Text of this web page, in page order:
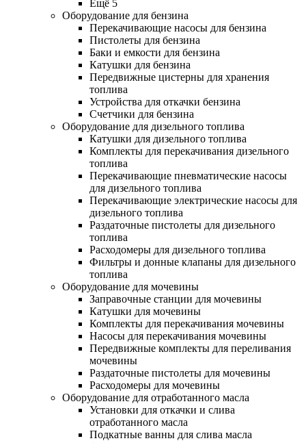
Ещё 5
Оборудование для бензина
Перекачивающие насосы для бензина
Пистолеты для бензина
Баки и емкости для бензина
Катушки для бензина
Передвижные цистерны для хранения
топлива
Устройства для откачки бензина
Счетчики для бензина
Оборудование для дизельного топлива
Катушки для дизельного топлива
Комплекты для перекачивания дизельного
топлива
Перекачивающие пневматические насосы
для дизельного топлива
Перекачивающие электрические насосы для
дизельного топлива
Раздаточные пистолеты для дизельного
топлива
Расходомеры для дизельного топлива
Фильтры и донные клапаны для дизельного
топлива
Оборудование для мочевины
Заправочные станции для мочевины
Катушки для мочевины
Комплекты для перекачивания мочевины
Насосы для перекачивания мочевины
Передвижные комплекты для переливания
мочевины
Раздаточные пистолеты для мочевины
Расходомеры для мочевины
Оборудование для отработанного масла
Установки для откачки и слива
отработанного масла
Подкатные ванны для слива масла